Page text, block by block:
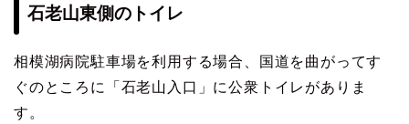
石老山東側のトイレ
相模湖病院駐車場を利用する場合、国道を曲がってす
ぐのところに「石老山入口」に公衆トイレがありま
す。